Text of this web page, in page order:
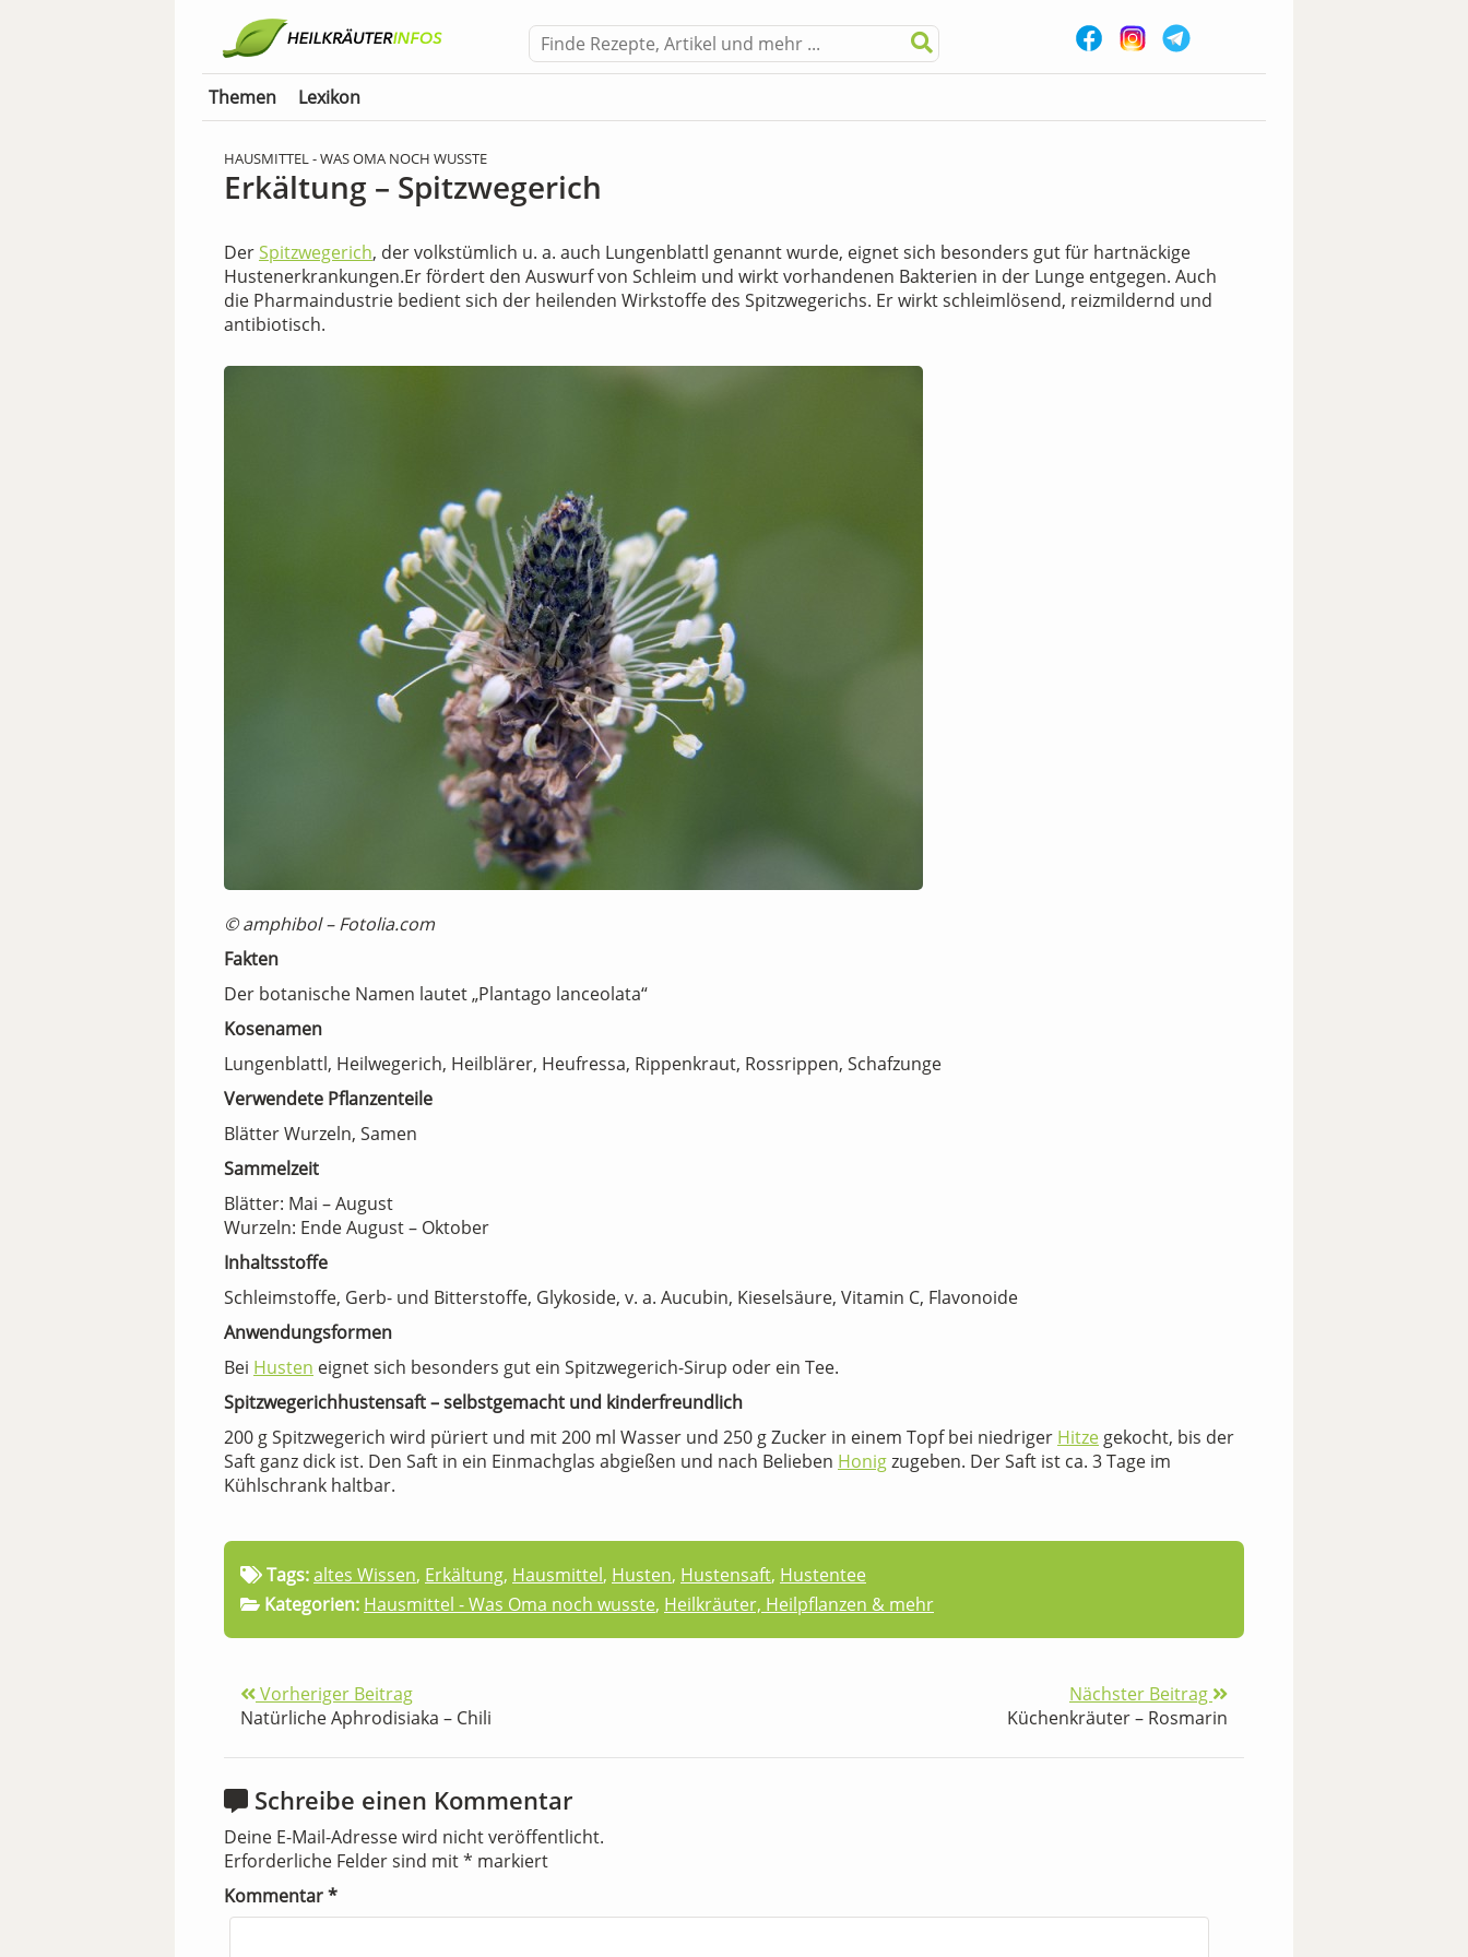
Themen Lexikon
HAUSMITTEL - WAS OMA NOCH WUSSTE
Erkältung – Spitzwegerich
DerSpitzwegerich, der volkstümlich u. a. auch Lungenblattl genannt wurde, eignet sich besonders gut für hartnäckige
Hustenerkrankungen.Er fördert den Auswurf von Schleim und wirkt vorhandenen Bakterien in der Lunge entgegen. Auch
die Pharmaindustrie bedient sich der heilenden Wirkstoffe des Spitzwegerichs. Er wirkt schleimlösend, reizmildernd und
antibiotisch.
© amphibol – Fotolia.com
Fakten
Der botanische Namen lautet „Plantago lanceolata“
Kosenamen
Lungenblattl, Heilwegerich, Heilblärer, Heufressa, Rippenkraut, Rossrippen, Schafzunge
Verwendete Pflanzenteile
Blätter Wurzeln, Samen
Sammelzeit
Blätter: Mai – August
Wurzeln: Ende August – Oktober
Inhaltsstoffe
Schleimstoffe, Gerb- und Bitterstoffe, Glykoside, v. a. Aucubin, Kieselsäure, Vitamin C, Flavonoide
Anwendungsformen
Bei Husten eignet sich besonders gut ein Spitzwegerich-Sirup oder ein Tee.
Spitzwegerichhustensaft – selbstgemacht und kinderfreundlich
200 g Spitzwegerich wird püriert und mit 200 ml Wasser und 250 g Zucker in einem Topf bei niedriger Hitze gekocht, bis der
Saft ganz dick ist. Den Saft in ein Einmachglas abgießen und nach Belieben Honigzugeben. Der Saft ist ca. 3 Tage im
Kühlschrank haltbar.
Tags:altes Wissen, Erkältung, Hausmittel, Husten, Hustensaft, Hustentee
Kategorien: Hausmittel - Was Oma noch wusste, Heilkräuter, Heilpflanzen & mehr
Vorheriger Beitrag
Natürliche Aphrodisiaka – Chili
Nächster Beitrag
Küchenkräuter – Rosmarin
Schreibe einen Kommentar
Deine E-Mail-Adresse wird nicht veröffentlicht.
Erforderliche Felder sind mit* markiert
Kommentar*